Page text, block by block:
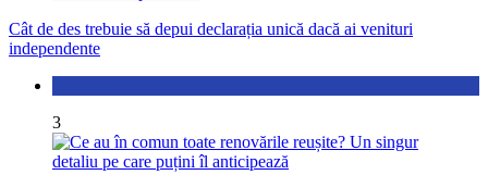
Cât de des trebuie să depui declarația unică dacă ai venituri
independente
3